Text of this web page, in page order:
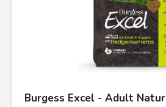
Burgess Excel - Adult